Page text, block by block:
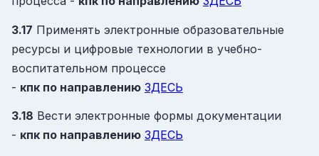
3.17 Применять электронные образовательные
ресурсы и цифровые технологии в учебно-
воспитательном процессе
- кпк по направлению ЗДЕСЬ
3.18 Вести электронные формы документации
- кпк по направлению ЗДЕСЬ